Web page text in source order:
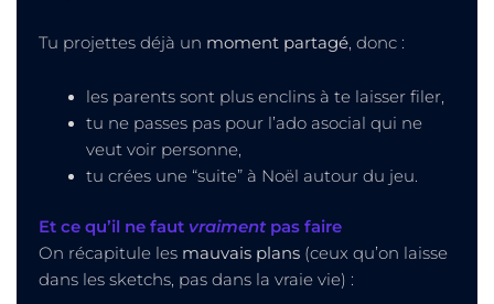
Tu projettes déjà un moment partagé, donc :
les parents sont plus enclins à te laisser filer,
tu ne passes pas pour l’ado asocial qui ne
veut voir personne,
tu crées une “suite” à Noël autour du jeu.
Et ce qu’il ne faut vraimentpas faire
On récapitule les mauvais plans(ceux qu’on laisse
dans les sketchs, pas dans la vraie vie) :